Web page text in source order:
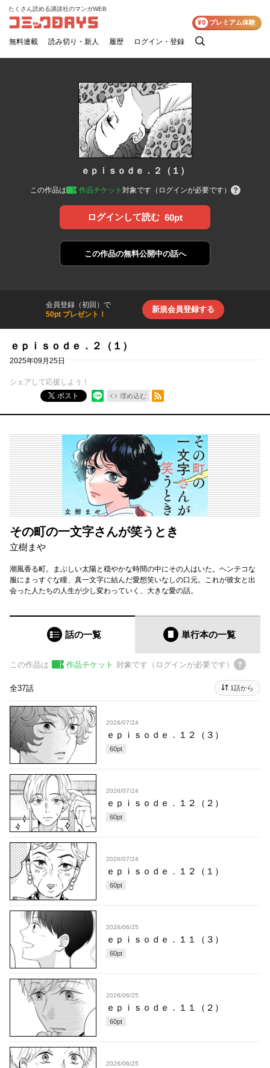
コミックDAYS
たくさん読める講談社のマンガWEB
無料連載 読み切り・新人 履歴 ログイン・登録
検
¥0 プレミアム体験
ｅｐｉｓｏｄｅ．２（１）
この作品は 作品チケット 対象です（ログインが必要です）
ログインして読む 60pt
この作品の無料公開中の話へ
会員登録（初回）で
50pt プレゼント！
新規会員登録する
ｅｐｉｓｏｄｅ．２（１）
2025年09月25日
シェアして応援しよう！
ポスト
埋め込む
RSSフィード
その町の一文字さんが笑うとき
立樹まや
潮風香る町。まぶしい太陽と穏やかな時間の中にその人はいた。ヘンテコな
服にまっすぐな瞳、真一文字に結んだ愛想笑いなしの口元。これが彼女と出
会った人たちの人生が少し変わっていく、大きな愛の話。
話の一覧 単行本の一覧
この作品は 作品チケット 対象です（ログインが必要です）
全37話 1話から
2026/07/24
ｅｐｉｓｏｄｅ．１２（３）
60pt
2026/07/24
ｅｐｉｓｏｄｅ．１２（２）
60pt
2026/07/24
ｅｐｉｓｏｄｅ．１２（１）
60pt
2026/06/25
ｅｐｉｓｏｄｅ．１１（３）
60pt
2026/06/25
ｅｐｉｓｏｄｅ．１１（２）
60pt
2026/06/25